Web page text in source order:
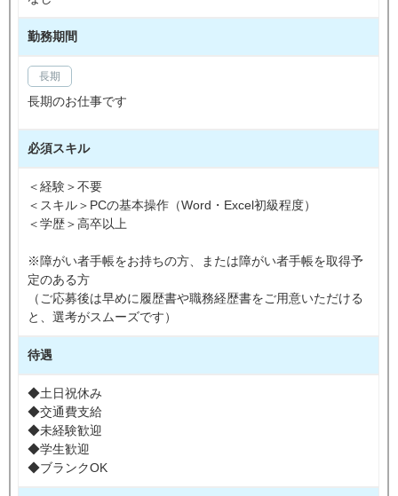
勤務期間
長期
長期のお仕事です
必須スキル
＜経験＞不要
＜スキル＞PCの基本操作（Word・Excel初級程度）
＜学歴＞高卒以上
※障がい者手帳をお持ちの方、または障がい者手帳を取得予
定のある方
（ご応募後は早めに履歴書や職務経歴書をご用意いただける
と、選考がスムーズです）
待遇
◆土日祝休み
◆交通費支給
◆未経験歓迎
◆学生歓迎
◆ブランクOK